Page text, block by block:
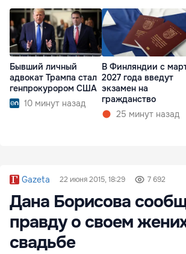
Бывший личный
адвокат Трампа стал
генпрокурором США
10 минут назад
В Финляндии с
2027 года введут
экзамен на
гражданство
25 минут назад
Gazeta 22 июня 2015, 18:29 7 692
Дана Борисова
правду о своем
свадьбе